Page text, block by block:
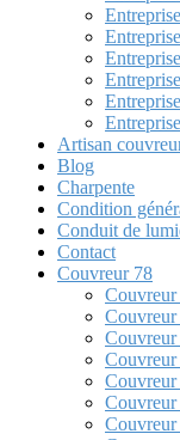
Artisan
Blog
Charpente
Condition
Conduit de
Contact
Couvreur 78
Couvreur
Couvreur
Couvreur